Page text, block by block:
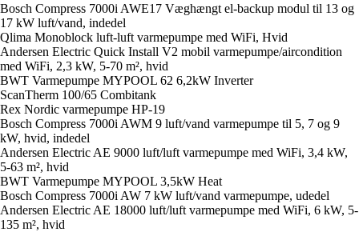
Bosch Compress 7000i AWE17 Væghængt el-backup modul til 13 og
17 kW luft/vand, indedel
Qlima Monoblock luft-luft varmepumpe med WiFi, Hvid
Andersen Electric Quick Install V2 mobil varmepumpe/aircondition
med WiFi, 2,3 kW, 5-70 m², hvid
BWT Varmepumpe MYPOOL 62 6,2kW Inverter
ScanTherm 100/65 Combitank
Rex Nordic varmepumpe HP-19
Bosch Compress 7000i AWM 9 luft/vand varmepumpe til 5, 7 og 9
kW, hvid, indedel
Andersen Electric AE 9000 luft/luft varmepumpe med WiFi, 3,4 kW,
5-63 m², hvid
BWT Varmepumpe MYPOOL 3,5kW Heat
Bosch Compress 7000i AW 7 kW luft/vand varmepumpe, udedel
Andersen Electric AE 18000 luft/luft varmepumpe med WiFi, 6 kW, 5-
135 m², hvid